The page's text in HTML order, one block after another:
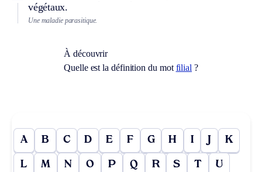
végétaux.
Une maladie parasitique.
À découvrir
Quelle est la définition du mot filial ?
A B C D E F G H I J K
L M N O P Q R S T U